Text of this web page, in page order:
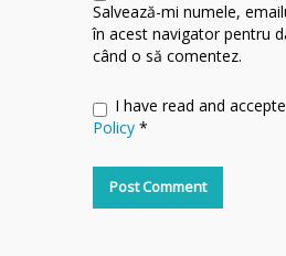
Salvează-mi numele,
în acest navigator pentru
când o să comentez.
I have read and
Policy *